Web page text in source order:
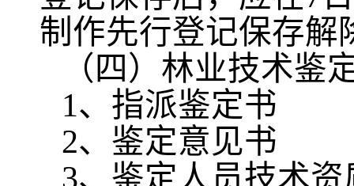
制作先行登记保存解
（四）林业技术鉴
1、指派鉴定书
2、鉴定意见书
3、鉴定人员技术